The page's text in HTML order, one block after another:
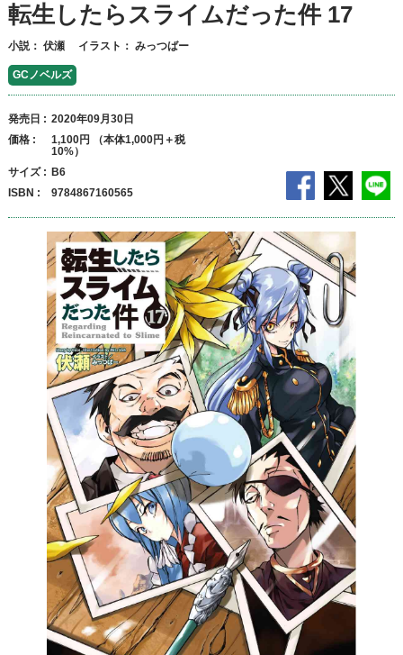
転生したらスライムだった件 17
小説： 伏瀬 イラスト： みっつばー
GCノベルズ
発売日
2020年09月30日
価格
1,100円 （本体1,000円＋税
10%）
サイズ
B6
ISBN
9784867160565